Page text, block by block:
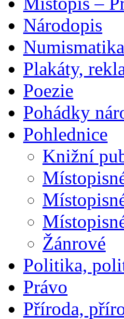
Národopis
Numismatika
Plakáty,
Poezie
Pohádky
Pohlednice
Knižní
Žánrové
Politika,
Právo
Příroda,